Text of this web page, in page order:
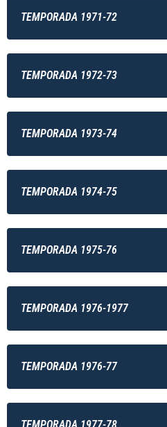
TEMPORADA 1971-72
TEMPORADA 1972-73
TEMPORADA 1973-74
TEMPORADA 1974-75
TEMPORADA 1975-76
TEMPORADA 1976-1977
TEMPORADA 1976-77